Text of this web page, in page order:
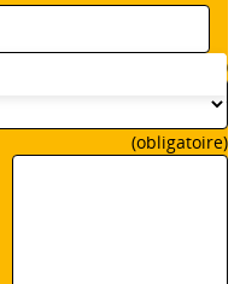
(obligatoire)
(obligatoire)